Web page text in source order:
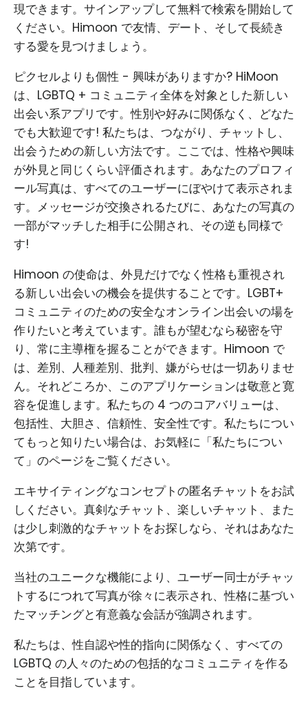
現できます。サインアップして無料で検索を開始して
ください。Himoon で友情、デート、そして長続き
する愛を見つけましょう。
ピクセルよりも個性 - 興味がありますか? HiMoon
は、LGBTQ + コミュニティ全体を対象とした新しい
出会い系アプリです。性別や好みに関係なく、どなた
でも大歓迎です! 私たちは、つながり、チャットし、
出会うための新しい方法です。ここでは、性格や興味
が外見と同じくらい評価されます。あなたのプロフィ
ール写真は、すべてのユーザーにぼやけて表示されま
す。メッセージが交換されるたびに、あなたの写真の
一部がマッチした相手に公開され、その逆も同様で
す!
Himoon の使命は、外見だけでなく性格も重視され
る新しい出会いの機会を提供することです。LGBT+
コミュニティのための安全なオンライン出会いの場を
作りたいと考えています。誰もが望むなら秘密を守
り、常に主導権を握ることができます。Himoon で
は、差別、人種差別、批判、嫌がらせは一切ありませ
ん。それどころか、このアプリケーションは敬意と寛
容を促進します。私たちの 4 つのコアバリューは、
包括性、大胆さ、信頼性、安全性です。私たちについ
てもっと知りたい場合は、お気軽に「私たちについ
て」のページをご覧ください。
エキサイティングなコンセプトの匿名チャットをお試
しください。真剣なチャット、楽しいチャット、また
は少し刺激的なチャットをお探しなら、それはあなた
次第です。
当社のユニークな機能により、ユーザー同士がチャッ
トするにつれて写真が徐々に表示され、性格に基づい
たマッチングと有意義な会話が強調されます。
私たちは、性自認や性的指向に関係なく、すべての
LGBTQ の人々のための包括的なコミュニティを作る
ことを目指しています。